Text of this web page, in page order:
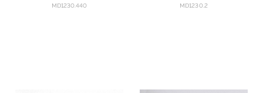
MD1230.440 MD1230.2